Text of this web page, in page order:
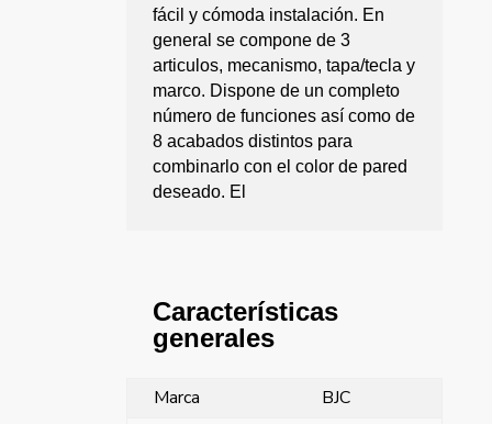
fácil y cómoda instalación. En
general se compone de 3
articulos, mecanismo, tapa/tecla y
marco. Dispone de un completo
número de funciones así como de
8 acabados distintos para
combinarlo con el color de pared
deseado. El
Características
generales
Marca
BJC